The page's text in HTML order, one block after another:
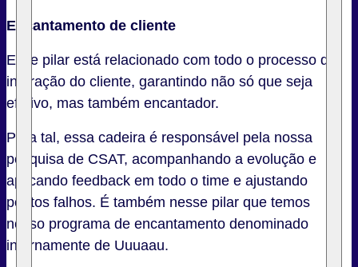
Encantamento de cliente
Esse pilar está relacionado com todo o processo de
interação do cliente, garantindo não só que seja
efetivo, mas também encantador.
Para tal, essa cadeira é responsável pela nossa
pesquisa de CSAT, acompanhando a evolução e
aplicando feedback em todo o time e ajustando
pontos falhos. É também nesse pilar que temos
nosso programa de encantamento denominado
internamente de Uuuaau.